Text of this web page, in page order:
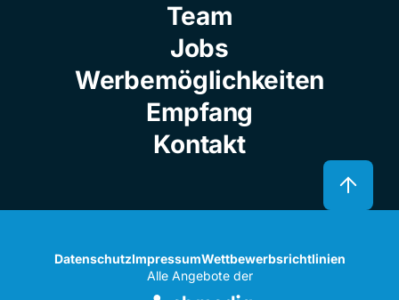
Team
Jobs
Werbemöglichkeiten
Empfang
Kontakt
DatenschutzImpressumWettbewerbsrichtlinien
Alle Angebote der